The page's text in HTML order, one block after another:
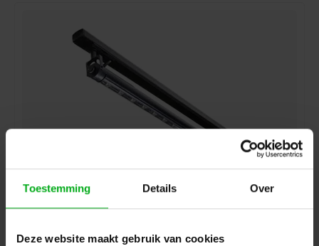
Toestemming Details Over
Deze website maakt gebruik van cookies
SPX | DELTALINE 1R | Lineair LED armatuur | Lengte:
600mm | Kleurtemperatuur: 3000K | Kleur: Zwart
Levertijd op aanvraag